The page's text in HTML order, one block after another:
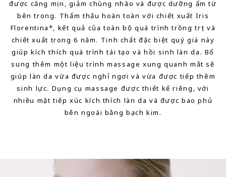
được căng mịn, giảm chùng nhão và được dưỡng ẩm từ
bên trong. Thẩm thấu hoàn toàn với chiết xuất Iris
Florentina*, kết quả của toàn bộ quá trình trồng trọt và
chiết xuất trong 6 năm. Tinh chất đặc biệt quý giá này
giúp kích thích quá trình tái tạo và hồi sinh làn da. Bổ
sung thêm một liệu trình massage xung quanh mắt sẽ
giúp làn da vừa được nghỉ ngơi và vừa được tiếp thêm
sinh lực. Dụng cụ massage được thiết kế riêng, với
nhiều mặt tiếp xúc kích thích làn da và được bao phủ
bên ngoài bằng bạch kim.